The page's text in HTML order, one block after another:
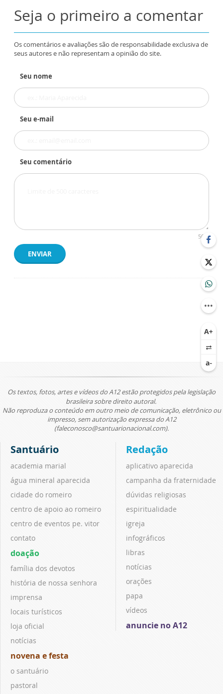
Seja o primeiro a comentar
Os comentários e avaliações são de responsabilidade exclusiva de
seus autores e não representam a opinião do site.
Seu nome
Seu e-mail
Seu comentário
500
ENVIAR
Os textos, fotos, artes e vídeos do A12 estão protegidos pela legislação
brasileira sobre direito autoral.
Não reproduza o conteúdo em outro meio de comunicação, eletrônico ou
impresso, sem autorização expressa do A12
(faleconosco@santuarionacional.com).
Santuário
academia marial
água mineral aparecida
cidade do romeiro
centro de apoio ao romeiro
centro de eventos pe. vitor
contato
doação
família dos devotos
história de nossa senhora
imprensa
locais turísticos
loja oficial
notícias
novena e festa
o santuário
pastoral
Redação
aplicativo aparecida
campanha da fraternidade
dúvidas religiosas
espiritualidade
igreja
infográficos
libras
notícias
orações
papa
vídeos
anuncie no A12